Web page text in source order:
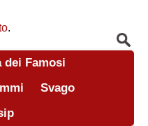
.
dei Famosi
Svago